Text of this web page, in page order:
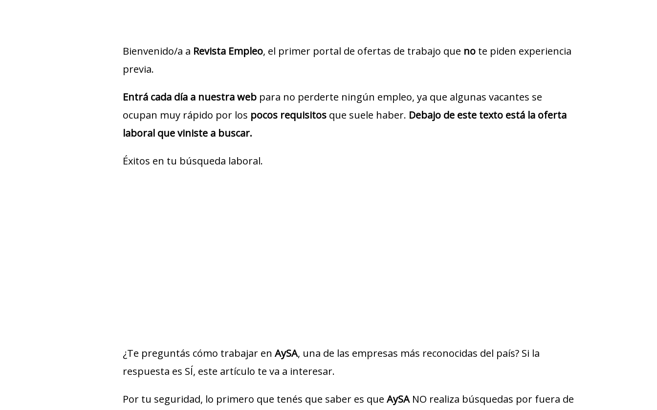
Bienvenido/a a Revista Empleo, el primer portal de ofertas de trabajo que note piden experiencia
previa.
Entrá cada día a nuestra web para no perderte ningún empleo, ya que algunas vacantes se
ocupan muy rápido por los pocos requisitosque suele haber. Debajo de este texto está la oferta
laboral que viniste a buscar.
Éxitos en tu búsqueda laboral.
¿Te preguntás cómo trabajar en AySA, una de las empresas más reconocidas del país? Si la
respuesta es SÍ, este artículo te va a interesar.
Por tu seguridad, lo primero que tenés que saber es que AySANO realiza búsquedas por fuera de